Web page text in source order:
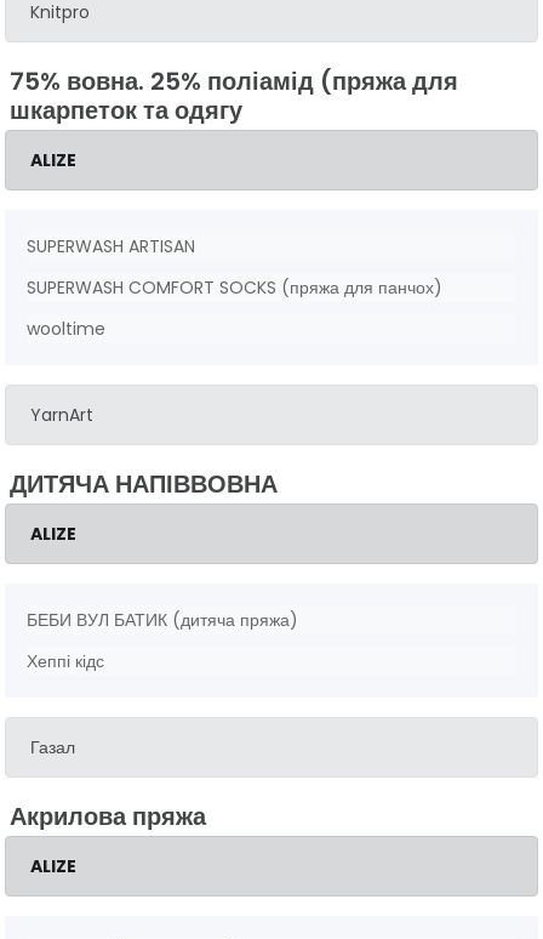
Knitpro
75% вовна. 25% поліамід (пряжа для
шкарпеток та одягу
ALIZE
SUPERWASH ARTISAN
SUPERWASH COMFORT SOCKS (пряжа для панчох)
wooltime
YarnArt
ДИТЯЧА НАПІВВОВНА
ALIZE
БЕБИ ВУЛ БАТИК (дитяча пряжа)
Хеппі кідс
Газал
Акрилова пряжа
ALIZE